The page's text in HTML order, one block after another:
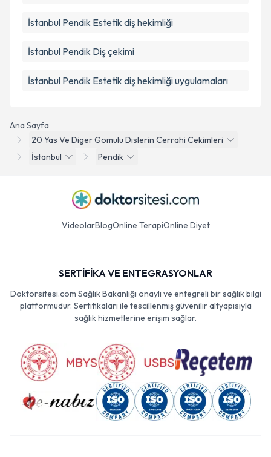
Ana Sayfa
20 Yas Ve Diger Gomulu Dislerin Cerrahi Cekimleri
İstanbul
Pendik
İstanbul Pendik Estetik diş hekimliği
İstanbul Pendik Diş çekimi
İstanbul Pendik Estetik diş hekimliği uygulamaları
VideolarBlogOnline TerapiOnline Diyet
SERTİFİKA VE ENTEGRASYONLAR
Doktorsitesi.com Sağlık Bakanlığı onaylı ve entegreli bir sağlık bilgi
platformudur. Sertifikaları ile tescillenmiş güvenilir altyapısıyla
sağlık hizmetlerine erişim sağlar.